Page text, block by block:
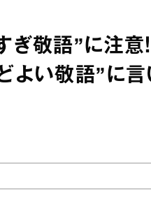
ぎ敬語”に注意
よい敬語”に